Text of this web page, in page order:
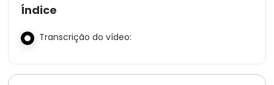
Índice
Transcrição do vídeo: